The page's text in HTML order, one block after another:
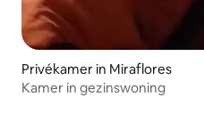
Privékamer in Miraflores
Kamer in gezinswoning